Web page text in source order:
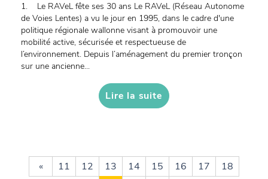
1. Le RAVeL fête ses 30 ans Le RAVeL (Réseau Autonome
de Voies Lentes) a vu le jour en 1995, dans le cadre d'une
politique régionale wallonne visant à promouvoir une
mobilité active, sécurisée et respectueuse de
l’environnement. Depuis l’aménagement du premier tronçon
sur une ancienne...
Lire la suite
« 11 12 13 14 15 16 17
18